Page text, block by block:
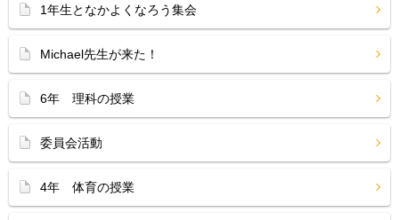
1年生となかよくなろう集会
Michael先生が来た！
6年 理科の授業
委員会活動
4年 体育の授業